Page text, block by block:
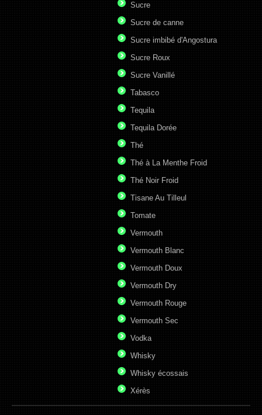
Sucre
Sucre de canne
Sucre imbibé d'Angostura
Sucre Roux
Sucre Vanillé
Tabasco
Tequila
Tequila Dorée
Thé
Thé à La Menthe Froid
Thé Noir Froid
Tisane Au Tilleul
Tomate
Vermouth
Vermouth Blanc
Vermouth Doux
Vermouth Dry
Vermouth Rouge
Vermouth Sec
Vodka
Whisky
Whisky écossais
Xérès